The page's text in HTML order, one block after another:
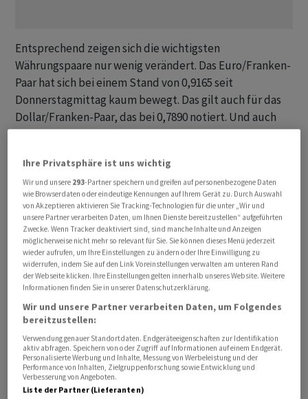
Entsprechend zeigen sich die wichtigsten
Währungspaare nur wenig verändert. Das Euro/Franken-
Paar hat sich bei einem Stand von 0,9165 seit
Donnerstagmittag kaum bewegt. Das gilt auch für das
Dollar/Franken-Paar, das bei 0,7890 notiert. Und auch
das Euro/Dollar-Paar hat sich kaum bewegt, wie das
Gerade mit Blick auf den Franken lohnt sich aber ein
etwas genauerer Blick. Denn sowohl zum US-Dollar als
auch zum Euro ist er gerade zu Wochenbeginn auf
Niveaus gefallen, die zuletzt Ende April zu sehen waren.
Mit Blick auf den heutigen Handelstag hängt viel davon
ab, wie der US-Arbeitsmarktbericht ausfällt. «Nachdem
der Wert im Mai enorm nach oben überrascht hat (115
Tsd. neue Stellen statt 65 Tsd.), rechnen unsere
Volkswirte heute mit einem ähnlich starken Wert (+100
Tsd. neue Stellen, Konsens ist bei 88 Tsd.)», heisst es in
einem Devisenkommentar der Commerzbank. Nachdem
einige Monate ein deutlich schlechterer Stellenaufbau
Ihre Privatsphäre ist uns wichtig
Wir und unsere 293-Partner speichern und greifen auf personenbezogene Daten
wie Browserdaten oder eindeutige Kennungen auf Ihrem Gerät zu. Durch Auswahl
von Akzeptieren aktivieren Sie Tracking-Technologien für die unter „Wir und
unsere Partner verarbeiten Daten, um Ihnen Dienste bereitzustellen“ aufgeführten
Zwecke. Wenn Tracker deaktiviert sind, sind manche Inhalte und Anzeigen
möglicherweise nicht mehr so relevant für Sie. Sie können dieses Menü jederzeit
wieder aufrufen, um Ihre Einstellungen zu ändern oder Ihre Einwilligung zu
widerrufen, indem Sie auf den Link Voreinstellungen verwalten am unteren Rand
der Webseite klicken. Ihre Einstellungen gelten innerhalb unseres Website. Weitere
Informationen finden Sie in unserer Datenschutzerklärung.
Wir und unsere Partner verarbeiten Daten, um Folgendes
bereitzustellen:
Verwendung genauer Standortdaten. Endgeräteeigenschaften zur Identifikation
aktiv abfragen. Speichern von oder Zugriff auf Informationen auf einem Endgerät.
Personalisierte Werbung und Inhalte, Messung von Werbeleistung und der
Performance von Inhalten, Zielgruppenforschung sowie Entwicklung und
Verbesserung von Angeboten.
Liste der Partner (Lieferanten)